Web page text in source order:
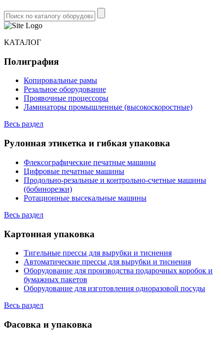
КАТАЛОГ
Полиграфия
Копировальные рамы
Резальное оборудование
Проявочные процессоры
Ламинаторы промышленные (высокоскоростные)
Весь раздел
Рулонная этикетка и гибкая упаковка
Флексографические печатные машины
Цифровые печатные машины
Продольно-резальные и контрольно-счетные машины
(бобинорезки)
Ротационные высекальные машины
Весь раздел
Картонная упаковка
Тигельные прессы для вырубки и тиснения
Автоматические прессы для вырубки и тиснения
Оборудование для производства подарочных коробок и
бумажных пакетов
Оборудование для изготовления одноразовой посуды
Весь раздел
Фасовка и упаковка